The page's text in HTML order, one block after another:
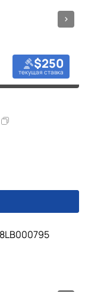
$250
текущая ставка